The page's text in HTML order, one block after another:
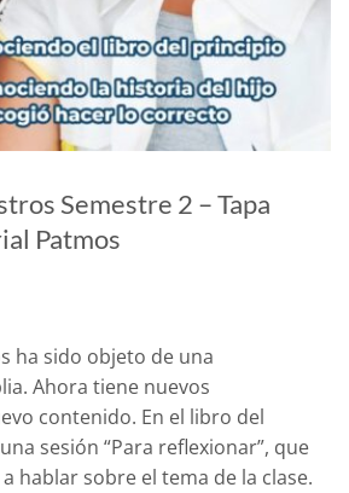
Semestre 2 – Tapa
Patmos
ha sido objeto de una
Ahora tiene nuevos
contenido. En el libro del
sesión “Para reflexionar”, que
hablar sobre el tema de la clase.